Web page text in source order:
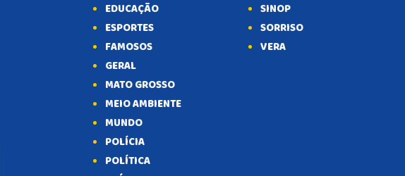
EDUCAÇÃO
ESPORTES
FAMOSOS
GERAL
MATO GROSSO
MEIO AMBIENTE
MUNDO
POLÍCIA
POLÍTICA
SINOP
SORRISO
VERA